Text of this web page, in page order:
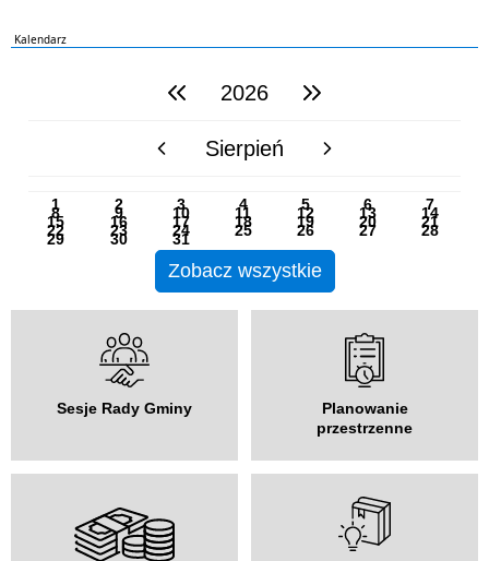
Kalendarz
poprzedni rok2026 następny rok
poprzedni miesiącSierpień następny miesiąc
1 2 3 4 5 6 7
8 9 10 11 12 13 14
15 16 17 18 19 20 21
22 23 24 25 26 27 28
29 30 31
Zobacz wszystkie
Sesje Rady Gminy
Planowanie
przestrzenne